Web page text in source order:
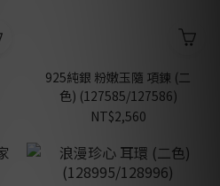
925純銀 粉嫩玉隨 項鍊 (二
色) (127585/127586)
NT$2,560